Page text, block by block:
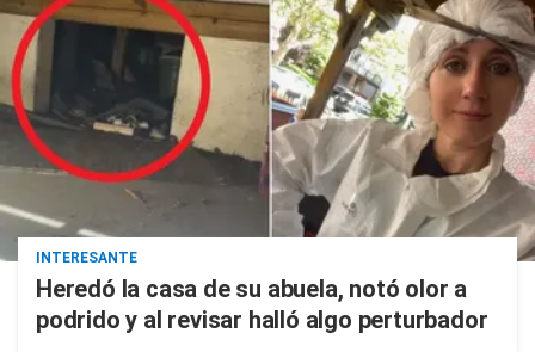
INTERESANTE
Heredó la casa de su abuela, notó olor a
podrido y al revisar halló algo perturbador